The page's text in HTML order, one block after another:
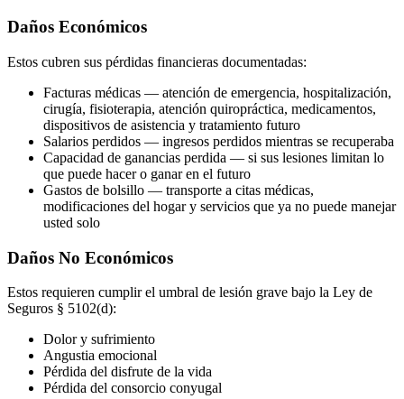
Daños Económicos
Estos cubren sus pérdidas financieras documentadas:
Facturas médicas — atención de emergencia, hospitalización,
cirugía, fisioterapia, atención quiropráctica, medicamentos,
dispositivos de asistencia y tratamiento futuro
Salarios perdidos — ingresos perdidos mientras se recuperaba
Capacidad de ganancias perdida — si sus lesiones limitan lo
que puede hacer o ganar en el futuro
Gastos de bolsillo — transporte a citas médicas,
modificaciones del hogar y servicios que ya no puede manejar
usted solo
Daños No Económicos
Estos requieren cumplir el umbral de lesión grave bajo la Ley de
Seguros § 5102(d):
Dolor y sufrimiento
Angustia emocional
Pérdida del disfrute de la vida
Pérdida del consorcio conyugal